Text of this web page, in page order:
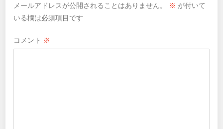
メールアドレスが公開されることはありません。 ※ が付いて
いる欄は必須項目です
コメント ※